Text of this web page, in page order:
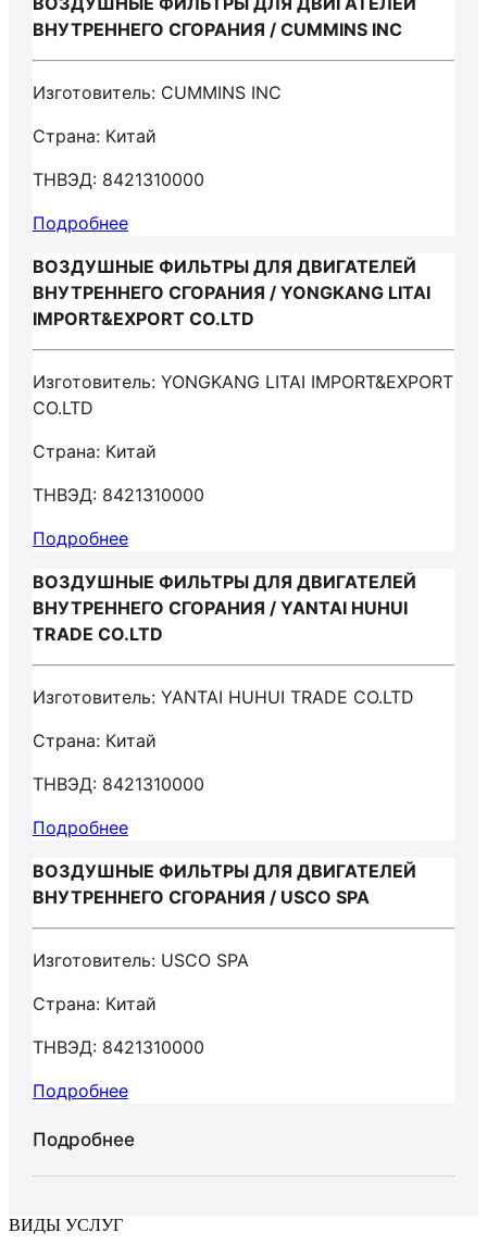
ВНУТРЕННЕГО СГОРАНИЯ / CUMMINS INC
Изготовитель: CUMMINS INC
Страна: Китай
ТНВЭД: 8421310000
Подробнее
ВОЗДУШНЫЕ ФИЛЬТРЫ ДЛЯ ДВИГАТЕЛЕЙ
ВНУТРЕННЕГО СГОРАНИЯ / YONGKANG LITAI
IMPORT&EXPORT CO.LTD
Изготовитель: YONGKANG LITAI IMPORT&EXPORT
CO.LTD
Страна: Китай
ТНВЭД: 8421310000
Подробнее
ВОЗДУШНЫЕ ФИЛЬТРЫ ДЛЯ ДВИГАТЕЛЕЙ
ВНУТРЕННЕГО СГОРАНИЯ / YANTAI HUHUI
TRADE CO.LTD
Изготовитель: YANTAI HUHUI TRADE CO.LTD
Страна: Китай
ТНВЭД: 8421310000
Подробнее
ВОЗДУШНЫЕ ФИЛЬТРЫ ДЛЯ ДВИГАТЕЛЕЙ
ВНУТРЕННЕГО СГОРАНИЯ / USCO SPA
Изготовитель: USCO SPA
Страна: Китай
ТНВЭД: 8421310000
Подробнее
Подробнее
ВИДЫ УСЛУГ